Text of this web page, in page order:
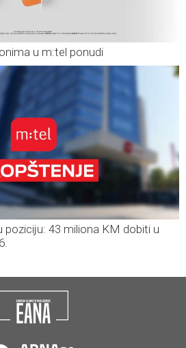
u m:tel ponudi
poziciju: 43 miliona KM dobiti u